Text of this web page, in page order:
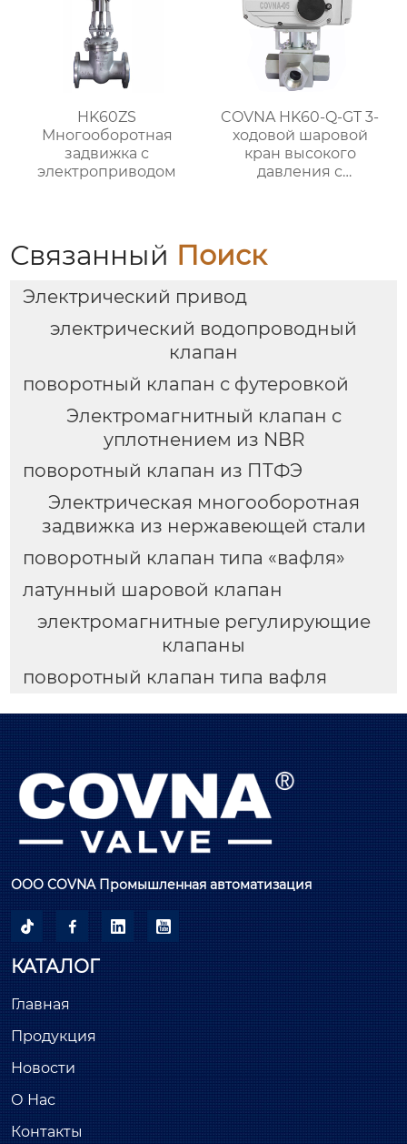
HK60ZS
Многооборотная
задвижка с
электроприводом
COVNA HK60-Q-GT 3-
ходовой шаровой
кран высокого
давления с
Связанный Поиск
Электрический привод
электрический водопроводный
клапан
поворотный клапан с футеровкой
Электромагнитный клапан с
уплотнением из NBR
поворотный клапан из ПТФЭ
Электрическая многооборотная
задвижка из нержавеющей стали
поворотный клапан типа «вафля»
латунный шаровой клапан
электромагнитные регулирующие
клапаны
поворотный клапан типа вафля
ООО COVNA Промышленная автоматизация
   
КАТАЛОГ
Главная
Продукция
Новости
О Нас
Контакты